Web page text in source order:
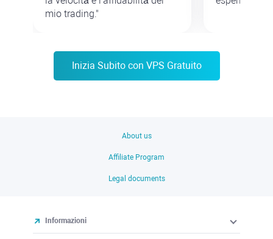
mio trading."
Inizia Subito con VPS Gratuito
About us
Affiliate Program
Legal documents
Informazioni